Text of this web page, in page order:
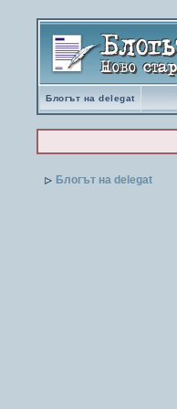
Блогът на delegat
Блогът на delegat